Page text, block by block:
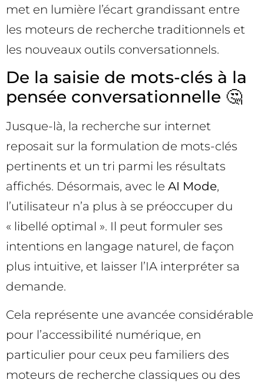
met en lumière l’écart grandissant entre
les moteurs de recherche traditionnels et
les nouveaux outils conversationnels.
De la saisie de mots-clés à la
pensée conversationnelle 🤔
Jusque-là, la recherche sur internet
reposait sur la formulation de mots-clés
pertinents et un tri parmi les résultats
affichés. Désormais, avec le AI Mode,
l’utilisateur n’a plus à se préoccuper du
« libellé optimal ». Il peut formuler ses
intentions en langage naturel, de façon
plus intuitive, et laisser l’IA interpréter sa
demande.
Cela représente une avancée considérable
pour l’accessibilité numérique, en
particulier pour ceux peu familiers des
moteurs de recherche classiques ou des